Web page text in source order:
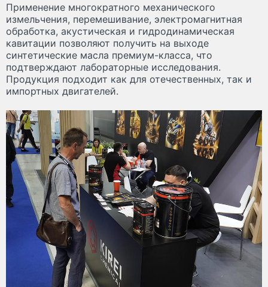
Применение многократного механического
измельчения, перемешивание, электромагнитная
обработка, акустическая и гидродинамическая
кавитации позволяют получить на выходе
синтетические масла премиум-класса, что
подтверждают лабораторные исследования.
Продукция подходит как для отечественных, так и
импортных двигателей.